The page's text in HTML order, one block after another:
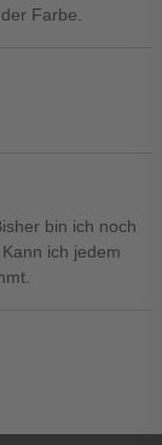
Farbe.
bin ich noch
ich jedem